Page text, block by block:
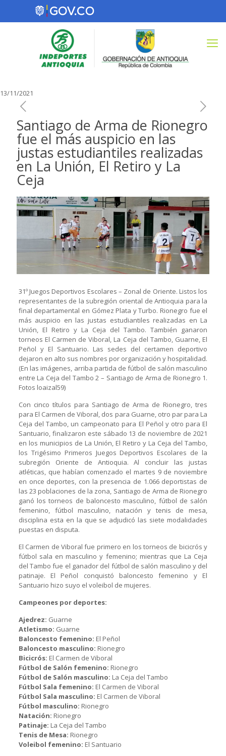
13/11/2021
Santiago de Arma de Rionegro
fue el más auspicio en las
justas estudiantiles realizadas
en La Unión, El Retiro y La
Ceja
31º Juegos Deportivos Escolares – Zonal de Oriente. Listos los
representantes de la subregión oriental de Antioquia para la
final departamental en Gómez Plata y Turbo. Rionegro fue el
más auspicio en las justas estudiantiles realizadas en La
Unión, El Retiro y La Ceja del Tambo. También ganaron
torneos El Carmen de Viboral, La Ceja del Tambo, Guarne, El
Peñol y El Santuario. Las sedes del certamen deportivo
dejaron en alto sus nombres por organización y hospitalidad.
(En las imágenes, arriba partida de fútbol de salón masculino
entre La Ceja del Tambo 2 – Santiago de Arma de Rionegro 1.
Fotos loaizal59)
Con cinco títulos para Santiago de Arma de Rionegro, tres
para El Carmen de Viboral, dos para Guarne, otro par para La
Ceja del Tambo, un campeonato para El Peñol y otro para El
Santuario, finalizaron este sábado 13 de noviembre de 2021
en los municipios de La Unión, El Retiro y La Ceja del Tambo,
los Trigésimo Primeros Juegos Deportivos Escolares de la
subregión Oriente de Antioquia. Al concluir las justas
atléticas, que habían comenzado el martes 9 de noviembre
en once deportes, con la presencia de 1.066 deportistas de
las 23 poblaciones de la zona, Santiago de Arma de Rionegro
ganó los torneos de baloncesto masculino, fútbol de salón
femenino, fútbol masculino, natación y tenis de mesa,
disciplina esta en la que se adjudicó las siete modalidades
puestas en disputa.
El Carmen de Viboral fue primero en los torneos de bicicrós y
fútbol sala en masculino y femenino; mientras que La Ceja
del Tambo fue el ganador del fútbol de salón masculino y del
patinaje. El Peñol conquistó baloncesto femenino y El
Santuario hizo suyo el voleibol de mujeres.
Campeones por deportes:
Ajedrez: Guarne
Atletismo: Guarne
Baloncesto femenino: El Peñol
Baloncesto masculino: Rionegro
Bicicrós: El Carmen de Viboral
Fútbol de Salón femenino: Rionegro
Fútbol de Salón masculino: La Ceja del Tambo
Fútbol Sala femenino: El Carmen de Viboral
Fútbol Sala masculino: El Carmen de Viboral
Fútbol masculino: Rionegro
Natación: Rionegro
Patinaje: La Ceja del Tambo
Tenis de Mesa: Rionegro
Voleibol femenino: El Santuario